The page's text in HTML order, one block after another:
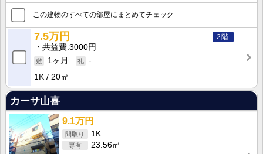
この建物のすべての部屋にまとめてチェック
2階
7.5万円
共益費 3000円
1ヶ月
-
1K
20㎡
カーサ山喜
9.1万円
1K
23.56㎡